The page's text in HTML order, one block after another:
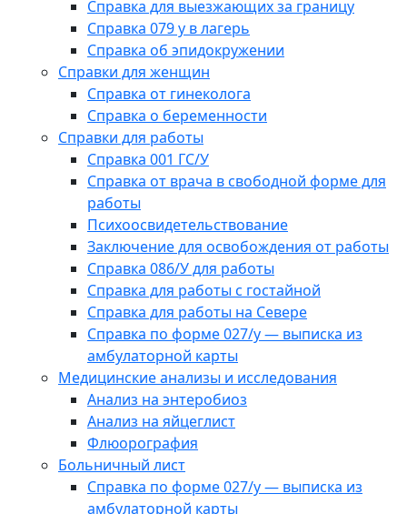
Справка для выезжающих за границу
Справка 079 у в лагерь
Справка об эпидокружении
Справки для женщин
Справка от гинеколога
Справка о беременности
Справки для работы
Справка 001 ГС/У
Справка от врача в свободной форме для
работы
Психоосвидетельствование
Заключение для освобождения от работы
Справка 086/У для работы
Справка для работы с гостайной
Справка для работы на Севере
Справка по форме 027/у — выписка из
амбулаторной карты
Медицинские анализы и исследования
Анализ на энтеробиоз
Анализ на яйцеглист
Флюорография
Больничный лист
Справка по форме 027/у — выписка из
амбулаторной карты